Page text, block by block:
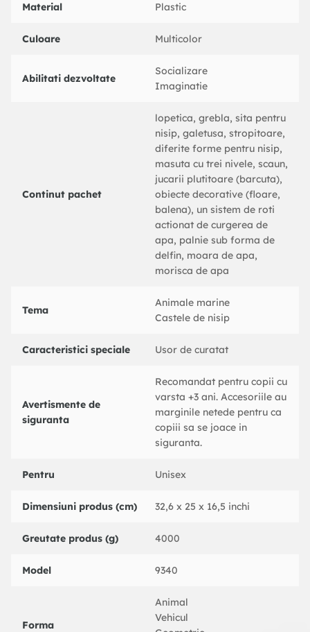
Material Plastic
Culoare Multicolor
Abilitati dezvoltate
Socializare
Imaginatie
Continut pachet
lopetica, grebla, sita pentru
nisip, galetusa, stropitoare,
diferite forme pentru nisip,
masuta cu trei nivele, scaun,
jucarii plutitoare (barcuta),
obiecte decorative (floare,
balena), un sistem de roti
actionat de curgerea de
apa, palnie sub forma de
delfin, moara de apa,
morisca de apa
Tema
Animale marine
Castele de nisip
Caracteristici speciale Usor de curatat
Avertismente de
siguranta
Recomandat pentru copii cu
varsta +3 ani. Accesoriile au
marginile netede pentru ca
copiii sa se joace in
siguranta.
Pentru Unisex
Dimensiuni produs (cm) 32,6 x 25 x 16,5 inchi
Greutate produs (g) 4000
Model 9340
Forma
Animal
Vehicul